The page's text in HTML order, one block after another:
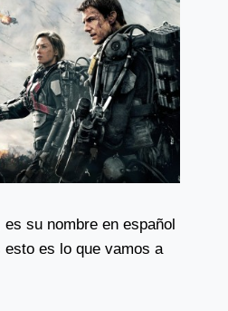
es su nombre en español
es lo que vamos a